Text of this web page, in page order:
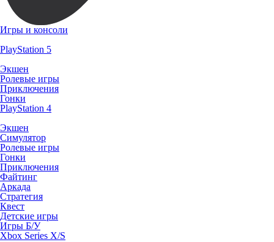
Игры и консоли
PlayStation 5
Экшен
Ролевые игры
Приключения
Гонки
PlayStation 4
Экшен
Симулятор
Ролевые игры
Гонки
Приключения
Файтинг
Аркада
Стратегия
Квест
Детские игры
Игры Б/У
Xbox Series X/S